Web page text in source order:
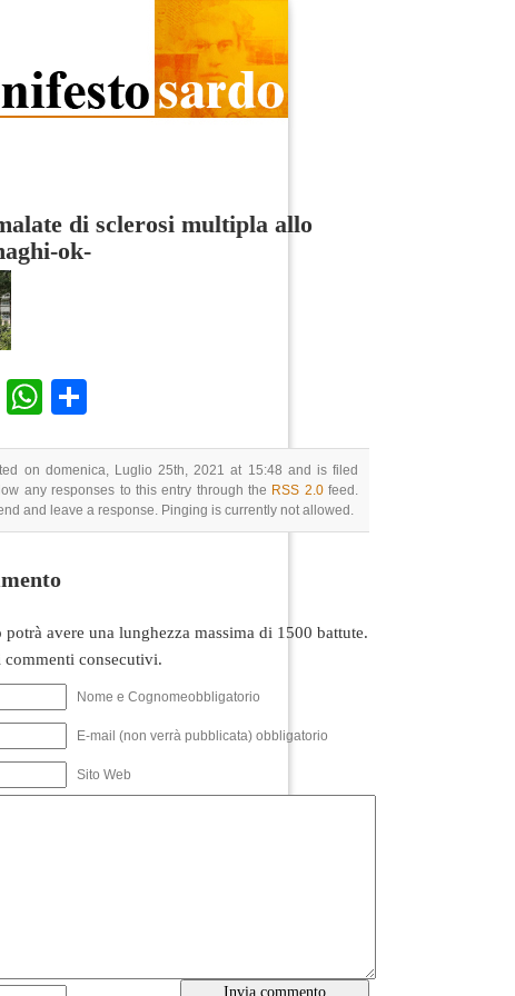
di sclerosi multipla allo
ok-
EmailWhatsApp
on domenica, Luglio 25th, 2021 at 15:48 and is filed
any responses to this entry through the RSS 2.0feed.
and leave a response. Pinging is currently not allowed.
avere una lunghezza massima di 1500 battute.
commenti consecutivi.
Nome e Cognomeobbligatorio
E-mail (non verrà pubblicata) obbligatorio
Sito Web